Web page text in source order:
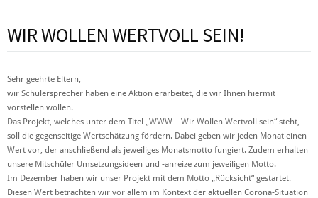
WIR WOLLEN WERTVOLL SEIN!
Sehr geehrte Eltern,
wir Schülersprecher haben eine Aktion erarbeitet, die wir Ihnen hiermit
vorstellen wollen.
Das Projekt, welches unter dem Titel „WWW – Wir Wollen Wertvoll sein“ steht,
soll die gegenseitige Wertschätzung fördern. Dabei geben wir jeden Monat einen
Wert vor, der anschließend als jeweiliges Monatsmotto fungiert. Zudem erhalten
unsere Mitschüler Umsetzungsideen und -anreize zum jeweiligen Motto.
Im Dezember haben wir unser Projekt mit dem Motto „Rücksicht“ gestartet.
Diesen Wert betrachten wir vor allem im Kontext der aktuellen Corona-Situation